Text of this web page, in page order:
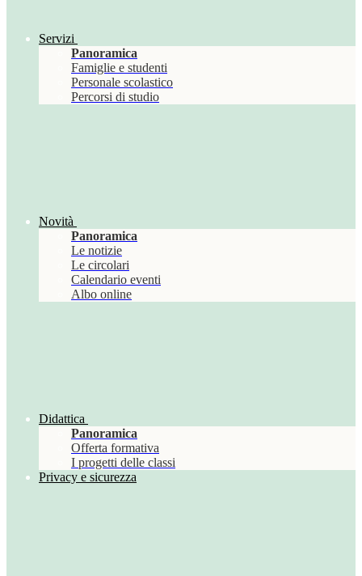
Servizi
Panoramica
Famiglie e studenti
Personale scolastico
Percorsi di studio
Novità
Panoramica
Le notizie
Le circolari
Calendario eventi
Albo online
Didattica
Panoramica
Offerta formativa
I progetti delle classi
Privacy e sicurezza